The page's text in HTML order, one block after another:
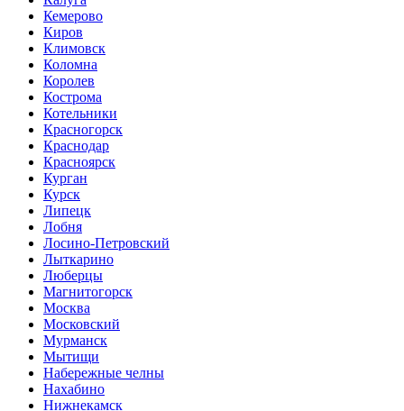
Кемерово
Киров
Климовск
Коломна
Королев
Кострома
Котельники
Красногорск
Краснодар
Красноярск
Курган
Курск
Липецк
Лобня
Лосино-Петровский
Лыткарино
Люберцы
Магнитогорск
Москва
Московский
Мурманск
Мытищи
Набережные челны
Нахабино
Нижнекамск